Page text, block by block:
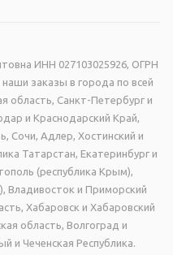
ИНН 027103025926, ОГРН
заказы в города по всей
область, Санкт-Петербург и
и Краснодарский Край,
Сочи, Адлер, Хостинский и
Татарстан, Екатеринбург и
(республика Крым),
Владивосток и Приморский
Хабаровск и Хабаровский
область, Волгоград и
и Чеченская Республика.